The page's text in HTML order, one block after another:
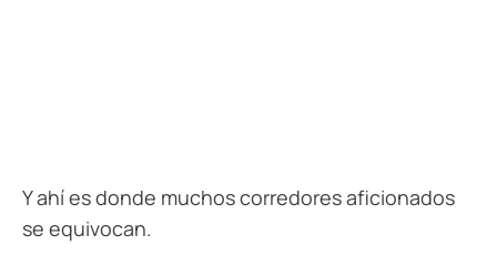
Y ahí es donde muchos corredores aficionados
se equivocan.